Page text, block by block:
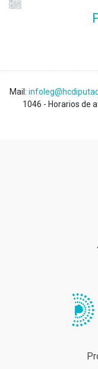
Mail:
1046 - Horarios de